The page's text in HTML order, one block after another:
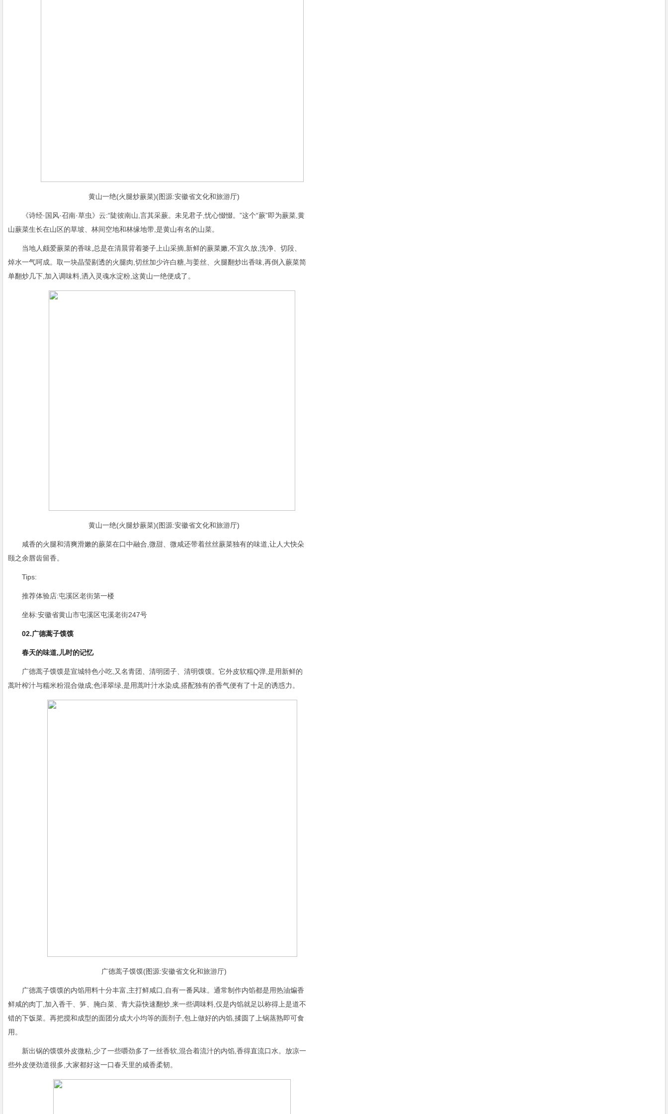
黄山一绝(火腿炒蕨菜)(图源:安徽省文化和旅游厅)
《诗经·国风·召南·草虫》云:“陡彼南山,言其采蕨。未见君子,忧心惙惙。”这个“蕨”即为蕨菜,黄
山蕨菜生长在山区的草坡、林间空地和林缘地带,是黄山有名的山菜。
当地人颇爱蕨菜的香味,总是在清晨背着篓子上山采摘,新鲜的蕨菜嫩,不宜久放,洗净、切段、
焯水一气呵成。取一块晶莹剔透的火腿肉,切丝加少许白糖,与姜丝、火腿翻炒出香味,再倒入蕨菜简
单翻炒几下,加入调味料,洒入灵魂水淀粉,这黄山一绝便成了。
黄山一绝(火腿炒蕨菜)(图源:安徽省文化和旅游厅)
咸香的火腿和清爽滑嫩的蕨菜在口中融合,微甜、微咸还带着丝丝蕨菜独有的味道,让人大快朵
颐之余唇齿留香。
Tips:
推荐体验店:屯溪区老街第一楼
坐标:安徽省黄山市屯溪区屯溪老街247号
02.广德蒿子馍馍
春天的味道,儿时的记忆
广德蒿子馍馍是宣城特色小吃,又名青团、清明团子、清明馍馍。它外皮软糯Q弹,是用新鲜的
蒿叶榨汁与糯米粉混合做成;色泽翠绿,是用蒿叶汁水染成,搭配独有的香气便有了十足的诱惑力。
广德蒿子馍馍(图源:安徽省文化和旅游厅)
广德蒿子馍馍的内馅用料十分丰富,主打鲜咸口,自有一番风味。通常制作内馅都是用热油煸香
鲜咸的肉丁,加入香干、笋、腌白菜、青大蒜快速翻炒,来一些调味料,仅是内馅就足以称得上是道不
错的下饭菜。再把搅和成型的面团分成大小均等的面剂子,包上做好的内馅,揉圆了上锅蒸熟即可食
用。
新出锅的馍馍外皮微粘,少了一些嚼劲多了一丝香软,混合着流汁的内馅,香得直流口水。放凉一
些外皮便劲道很多,大家都好这一口春天里的咸香柔韧。